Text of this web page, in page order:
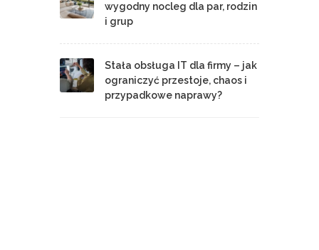
wygodny nocleg dla par, rodzin
i grup
Stała obsługa IT dla firmy – jak
ograniczyć przestoje, chaos i
przypadkowe naprawy?